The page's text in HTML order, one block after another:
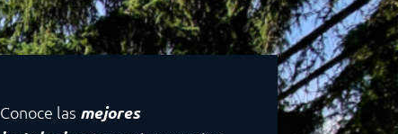
Conoce las mejores